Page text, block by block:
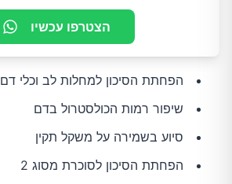
הצטרפו עכשיו
הפחתת הסיכון למחלות לב וכלי דם
שיפור רמות הכולסטרול בדם
סיוע בשמירה על משקל תקין
הפחתת הסיכון לסוכרת מסוג 2